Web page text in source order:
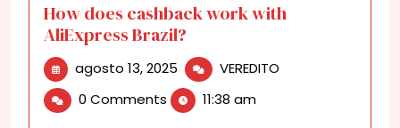
How does cashback work with
AliExpress Brazil?
agosto 13, 2025 agosto
13,
2025
VEREDITO
0 Comments 11:38 am